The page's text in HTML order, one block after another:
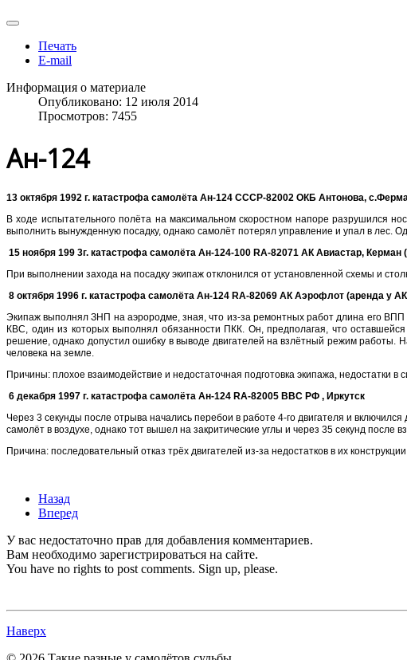
Печать
E-mail
Информация о материале
Опубликовано: 12 июля 2014
Просмотров: 7455
Ан-124
13 октября 1992 г. катастрофа самолёта Ан-124 СССР-82002 ОКБ Антонова,
В ходе испытательного полёта на максимальном скоростном напоре разрушился
выполнить вынужденную посадку, однако самолёт потерял управление и упал в лес.
15 ноября 199 3г. катастрофа самолёта Ан-124-100 RA-82071 АК Авиастар, Керман
При выполнении захода на посадку экипаж отклонился от установленной схемы и
8 октября 1996 г. катастрофа самолёта Ан-124 RA-82069 АК Аэрофлот (аренда у
Экипаж выполнял ЗНП на аэрородме, зная, что из-за ремонтных работ длина его
КВС, один из которых выполнял обязанности ПКК. Он, предполагая, что
решение, однако допустил ошибку в выводе двигателей на взлётный режим работы.
человека на земле.
Причины: плохое взаимодействие и недостаточная подготовка экипажа, недостатки в
6 декабря 1997 г. катастрофа самолёта Ан-124 RA-82005 ВВС РФ , Иркутск
Через 3 секунды после отрыва начались перебои в работе 4-го двигателя и
самолёт в воздухе, однако тот вышел на закритические углы и через 35 секунд
Причина: последовательный отказ трёх двигателей из-за недостатков в их
Назад
Вперед
У вас недостаточно прав для добавления комментариев.
Вам необходимо зарегистрироваться на сайте.
You have no rights to post comments. Sign up, please.
Наверх